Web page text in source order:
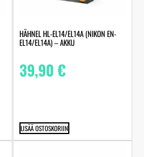
HÄHNEL HL-EL14/EL14A (NIKON EN-
EL14/EL14A) – AKKU
39,90€
LISÄÄ OSTOSKORIIN